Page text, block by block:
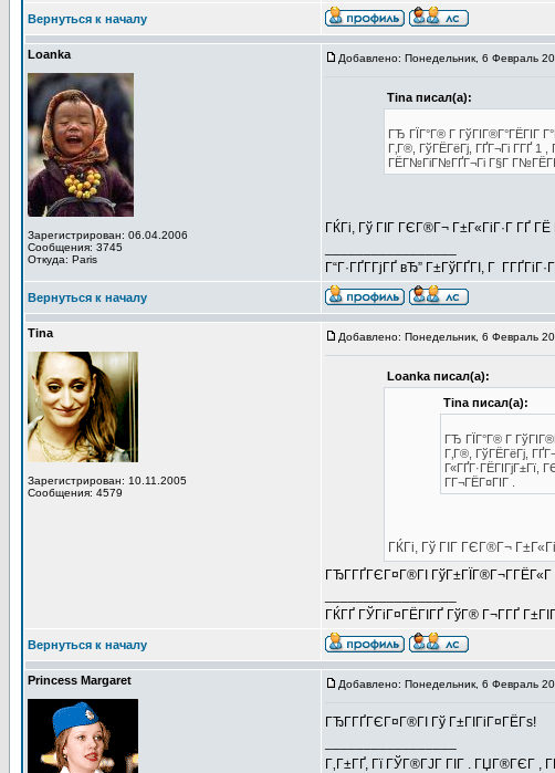
Вернуться к началу
Loanka
Зарегистрирован: 06.04.2006
Сообщения: 3745
Откуда: Paris
Добавлено: Понедельник, 6 Февраль
Tina писал(а):
ГЂ ГЇГ°Г® Г ГўГІГ®Г°ГЁГІГ
Г‚Г®, ГўГЁГёГј, ГҐГ¬Гі Г­ГҐ 1
ГЁГ№ГіГ№ГҐГ¬Гі Г§Г
ГЌГі, Гў ГІГ ГЄГ®Г¬ Г±Г«ГіГ·Г ГҐ
Г“Г·ГҐГ­ГјГҐ вЂ” Г±ГўГҐГІ, Г
Вернуться к началу
Tina
Зарегистрирован: 10.11.2005
Сообщения: 4579
Добавлено: Понедельник, 6 Февраль
Loanka писал(а):
Tina писал(а):
ГЂ ГЇГ°Г® Г
Г‚Г®, ГўГЁГёГј,
ГГ¬ГЁГ¤ГІГ .
ГЌГі, Гў ГІГ ГЄГ®Г¬
ГЂГ­ГҐГЄГ¤Г®ГІ
ГЌГҐ ГЎГіГ¤ГЁГІГҐ ГўГ® Г¬Г­ГҐ
Вернуться к началу
Princess Margaret Добавлено: Понедельник, 6 Февраль
ГЂГ­ГҐГЄГ¤Г®ГІ Гў Г±ГІГіГ¤ГЁГѕ!
Г‚Г±ГҐ, Гї ГЎГ®ГЈГ ГІГ . ГЏГ®ГЄГ ,